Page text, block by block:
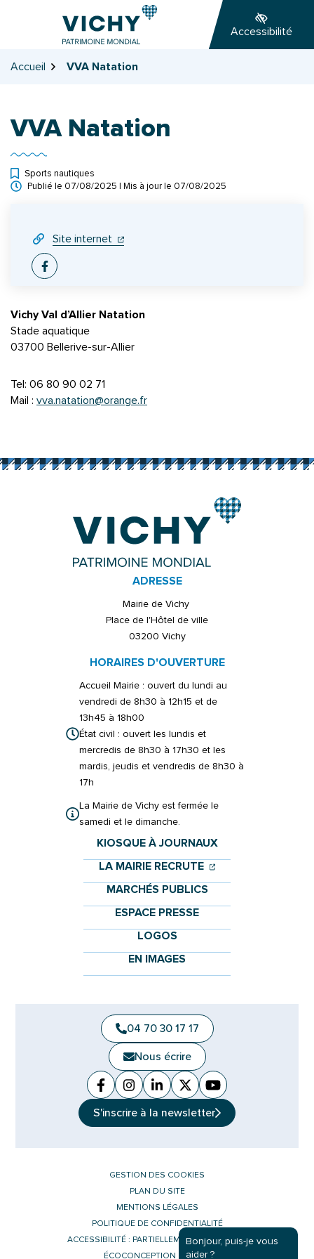
page
Accessibilité
Accueil VVA Natation
VVA Natation
Sports nautiques
Publié le 07/08/2025 | Mis à jour le 07/08/2025
Site internet (ouverture dans un nouvel onglet)
(ouverture dans un nouvel onglet)
Facebook
Vichy Val d’Allier Natation
Stade aquatique
03700 Bellerive-sur-Allier
Tel: 06 80 90 02 71
Mail : vva.natation@orange.fr
ADRESSE
Mairie de Vichy
Place de l'Hôtel de ville
03200 Vichy
HORAIRES D'OUVERTURE
Accueil Mairie : ouvert du lundi au
vendredi de 8h30 à 12h15 et de
13h45 à 18h00
État civil : ouvert les lundis et
mercredis de 8h30 à 17h30 et les
mardis, jeudis et vendredis de 8h30 à
17h
La Mairie de Vichy est fermée le
samedi et le dimanche.
KIOSQUE À JOURNAUX
LA MAIRIE RECRUTE (OUVERTURE
(OUVERTURE
MARCHÉS PUBLICS
ESPACE PRESSE
LOGOS
EN IMAGES
04 70 30 17 17
Nous écrire
Facebook
(ouverture dans un nouvel onglet)
Instagram
(ouverture dans un nouvel
Linkedin
(ouverture dans un nouvel
X (Twitter)
(ouverture dans un
YouTube
(ouverture dans
S'inscrire à la newsletter
GESTION DES COOKIES
PLAN DU SITE
MENTIONS LÉGALES
POLITIQUE DE CONFIDENTIALITÉ
ACCESSIBILITÉ : PARTIELLEMENT CONFORME
ÉCOCONCEPTION DU SITE
Bonjour, puis-je vous
aider ?